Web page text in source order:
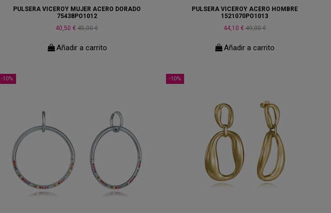
PULSERA VICEROY MUJER ACERO DORADO
75438PO1012
40,50 €45,00 €
Añadir a carrito
PULSERA VICEROY ACERO HOMBRE
1521070PO1013
44,10 € 49,00 €
Añadir a carrito
-10% -10%